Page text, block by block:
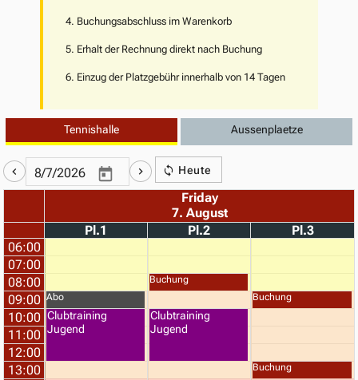
4. Buchungsabschluss im Warenkorb
5. Erhalt der Rechnung direkt nach Buchung
6. Einzug der Platzgebühr innerhalb von 14 Tagen
Tennishalle Aussenplaetze
Heute
Friday
7. August
Pl.1
Pl.2
Pl.3
06:00
07:00
08:00
09:00
10:00
11:00
12:00
13:00
Abo
Clubtraining
Jugend
Buchung
Clubtraining
Jugend
Buchung
Buchung